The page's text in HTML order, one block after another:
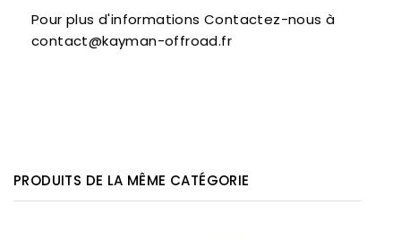
Pour plus d'informations Contactez-nous à
contact@kayman-offroad.fr
PRODUITS DE LA MÊME CATÉGORIE